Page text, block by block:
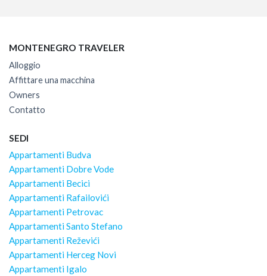
MONTENEGRO TRAVELER
Alloggio
Affittare una macchina
Owners
Contatto
SEDI
Appartamenti Budva
Appartamenti Dobre Vode
Appartamenti Becici
Appartamenti Rafailovići
Appartamenti Petrovac
Appartamenti Santo Stefano
Appartamenti Reževići
Appartamenti Herceg Novi
Appartamenti Igalo